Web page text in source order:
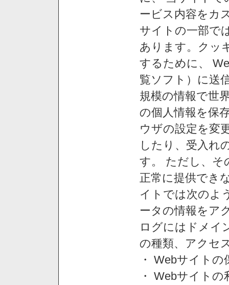
ービス内容をカ
サイトの一部で
あります。クッ
するために、
覧ソフト）に送
規模の情報で世
の個人情報を保
ウザの設定を変
したり、受入れ
す。 ただし、そ
正常に提供でき
イトでは次のよ
ータの情報をア
ログにはドメイ
の種類、アクセ
・ Webサイトの
・ Webサイト